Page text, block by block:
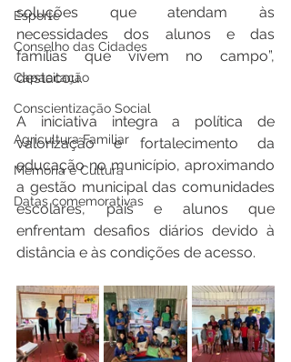
Esporte
Conselho das Cidades
Capacitação
Conscientização Social
Agricultura Familiar
Memória e Cultura
Datas comemorativas
soluções que atendam às
necessidades dos alunos e das
famílias que vivem no campo”,
destacou.
A iniciativa integra a política de
valorização e fortalecimento da
educação no município, aproximando
a gestão municipal das comunidades
escolares, pais e alunos que
enfrentam desafios diários devido à
distância e às condições de acesso.